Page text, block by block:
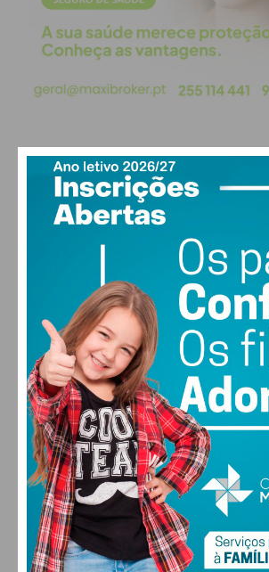
PAÇOS DE FERREIRA
27°
30
SEX
28
SÁB
28°
DOM
FARMACIAS DE SERVIÇO